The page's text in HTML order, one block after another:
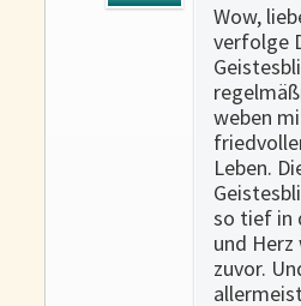
Wow,
verfolge
weben
Leben.
so tief in
und
zuvor.